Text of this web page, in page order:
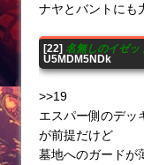
ナヤとバントにも
[22] 名無しのイゼッ
U5MDM5NDk
>>19
エスパー側のデッ
が前提だけど
墓地へのガードが